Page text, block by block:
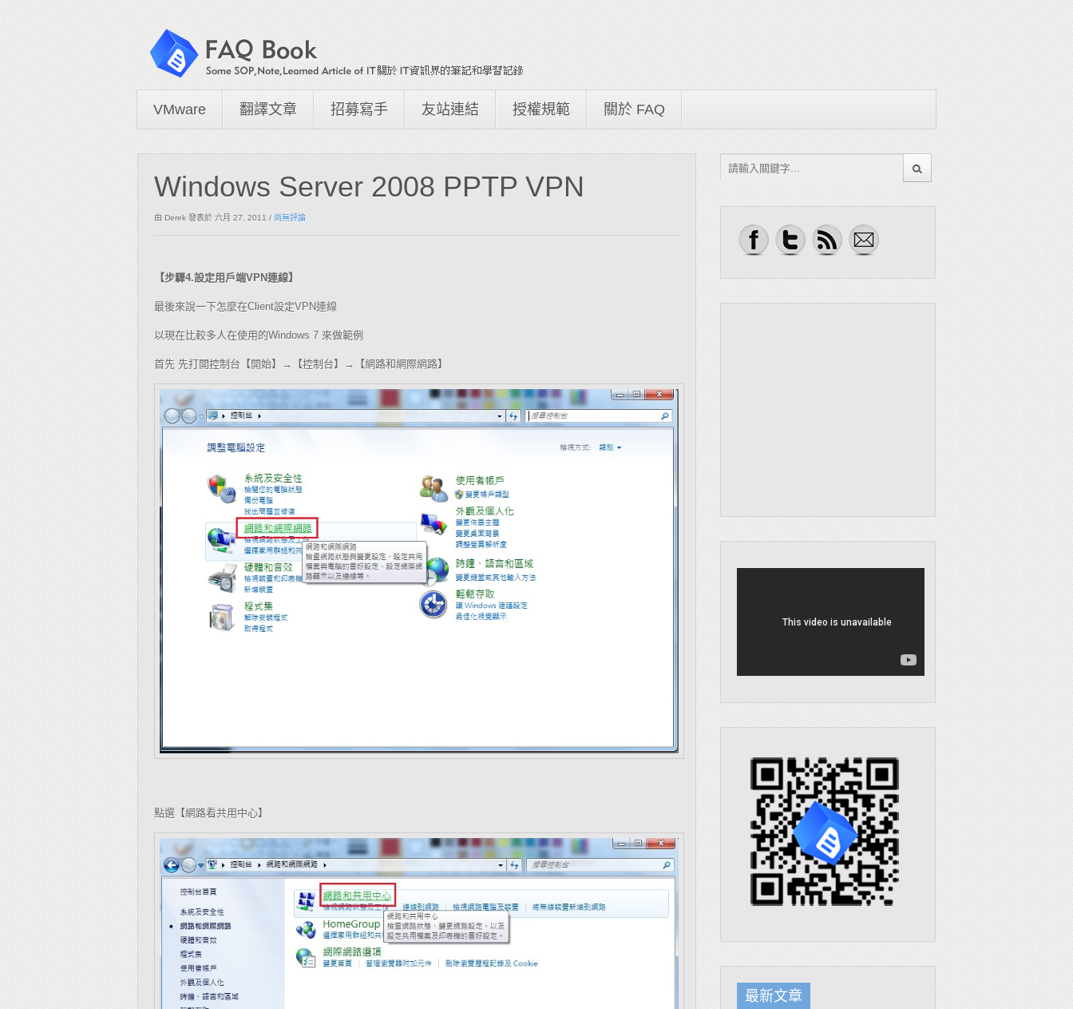
VMware 翻譯文章 招募寫手 友站連結 授權規範 關於 FAQ
Windows Server 2008 PPTP VPN
由 Derek 發表於 六月 27, 2011 / 尚無評論
【步驟4.設定用戶端VPN連線】
最後來說一下怎麼在Client設定VPN連線
以現在比較多人在使用的Windows 7 來做範例
首先 先打開控制台【開始】→【控制台】→【網路和網際網路】
點選【網路看共用中心】
最新文章